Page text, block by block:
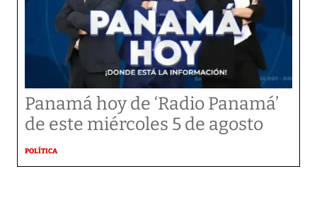
Panamá hoy de ‘Radio Panamá’
de este miércoles 5 de agosto
POLÍTICA